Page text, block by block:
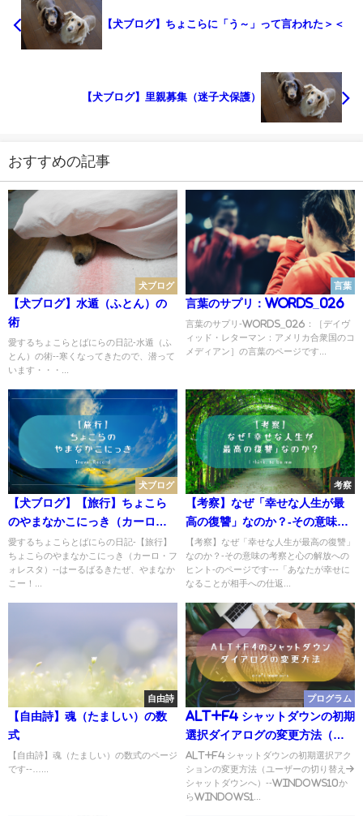
【犬ブログ】ちょこらに「う～」って言われた＞＜
【犬ブログ】里親募集（迷子犬保護）
おすすめの記事
犬ブログ
【犬ブログ】水遁（ふとん）の
術
愛するちょこらとばにらの日記-水遁（ふ
とん）の術--寒くなってきたので、潜って
います・・・...
言葉
言葉のサプリ：Words_026
言葉のサプリ-Words_026：［デイヴ
ィッド・レターマン：アメリカ合衆国のコ
メディアン］の言葉のページです...
犬ブログ
【犬ブログ】【旅行】ちょこら
のやまなかこにっき（カーロ・
フォレスタ）
愛するちょこらとばにらの日記-【旅行】
ちょこらのやまなかこにっき（カーロ・フ
ォレスタ）--はーるばるきたぜ、やまなか
こー！...
考察
【考察】なぜ「幸せな人生が最
高の復讐」なのか？-その意味の
考察と心の解放へのヒント-
【考察】なぜ「幸せな人生が最高の復讐」
なのか？-その意味の考察と心の解放への
ヒント-のページです---「あなたが幸せに
なることが相手への仕返...
自由詩
【自由詩】魂（たましい）の数
式
【自由詩】魂（たましい）の数式のページ
です--…...
プログラム
Alt+F4 シャットダウンの初期
選択ダイアログの変更方法（ユ
ーザーの切り替え→シャットダウ
ンへ）
Alt+F4 シャットダウンの初期選択アク
ションの変更方法（ユーザーの切り替え→
シャットダウンへ）--Windows10か
らWindows1...